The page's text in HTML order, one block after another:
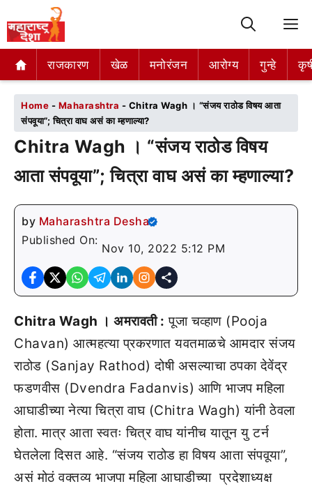
राजकारण खेळ मनोरंजन आरोग्य गुन्हे
राजकारण खेळ मनोरंजन आरोग्य गुन्हे
Home - Maharashtra - Chitra Wagh । “संजय राठोड विषय आता
संपवूया”; चित्रा वाघ असं का म्हणाल्या?
Chitra Wagh । “संजय राठोड विषय
आता संपवूया”; चित्रा वाघ असं का म्हणाल्या?
by Maharashtra Desha
Published On:
Nov 10, 2022 5:12 PM
Chitra Wagh । अमरावती : पूजा चव्हाण (Pooja
Chavan) आत्महत्या प्रकरणात यवतमाळचे आमदार संजय
राठोड (Sanjay Rathod) दोषी असल्याचा ठपका देवेंद्र
फडणवीस (Dvendra Fadanvis) आणि भाजप महिला
आघाडीच्या नेत्या चित्रा वाघ (Chitra Wagh) यांनी ठेवला
होता. मात्र आता स्वतः चित्र वाघ यांनीच यातून यु टर्न
घेतलेला दिसत आहे. “संजय राठोड हा विषय आता संपवूया”,
असं मोठं वक्तव्य भाजपा महिला आघाडीच्या प्रदेशाध्यक्ष